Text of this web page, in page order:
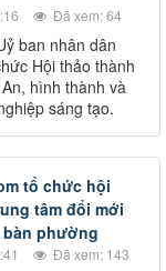
Đã xem: 64
ban nhân dân
Hội thảo thành
hình thành và
sáng tạo.
tổ chức hội
tâm đổi mới
phường
Đã xem: 143